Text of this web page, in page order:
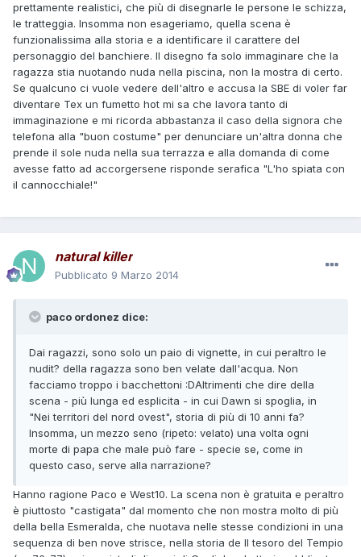
prettamente realistici, che più di disegnarle le persone le schizza,
le tratteggia. Insomma non esageriamo, quella scena è
funzionalissima alla storia e a identificare il carattere del
personaggio del banchiere. Il disegno fa solo immaginare che la
ragazza stia nuotando nuda nella piscina, non la mostra di certo.
Se qualcuno ci vuole vedere dell'altro e accusa la SBE di voler far
diventare Tex un fumetto hot mi sa che lavora tanto di
immaginazione e mi ricorda abbastanza il caso della signora che
telefona alla "buon costume" per denunciare un'altra donna che
prende il sole nuda nella sua terrazza e alla domanda di come
avesse fatto ad accorgersene risponde serafica "L'ho spiata con
il cannocchiale!"
natural killer
Pubblicato 9 Marzo 2014
paco ordonez dice:
Dai ragazzi, sono solo un paio di vignette, in cui peraltro le
nudit? della ragazza sono ben velate dall'acqua. Non
facciamo troppo i bacchettoni :DAltrimenti che dire della
scena - più lunga ed esplicita - in cui Dawn si spoglia, in
"Nei territori del nord ovest", storia di più di 10 anni fa?
Insomma, un mezzo seno (ripeto: velato) una volta ogni
morte di papa che male può fare - specie se, come in
questo caso, serve alla narrazione?
Hanno ragione Paco e West10. La scena non è gratuita e peraltro
è piuttosto "castigata" dal momento che non mostra molto di più
della bella Esmeralda, che nuotava nelle stesse condizioni in una
sequenza di ben nove strisce, nella storia de Il tesoro del Tempio